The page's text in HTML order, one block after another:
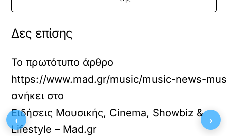
Δες επίσης
Το πρωτότυπο άρθρο
https://www.mad.gr/music/music-news-
ανήκει στο
Ειδήσεις Μουσικής, Cinema, Showbiz &
Lifestyle – Mad.gr
‹ ›